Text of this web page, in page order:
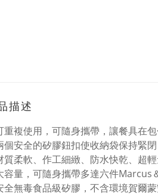
描述
重複使用，可隨身攜帶，讓餐具在包
個安全的矽膠鈕扣使收納袋保持緊閉
質柔軟、作工細緻、防水快乾、超輕
容量，可隨身攜帶多達六件Marcus
全無毒食品級矽膠，不含環境賀爾